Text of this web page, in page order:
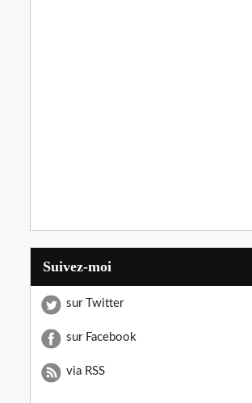
Suivez-moi
sur Twitter
sur Facebook
via RSS